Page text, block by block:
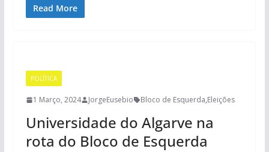
Read More
POLÍTICA
1 Março, 2024 JorgeEusebio Bloco de Esquerda,Eleições
Universidade do Algarve na
rota do Bloco de Esquerda